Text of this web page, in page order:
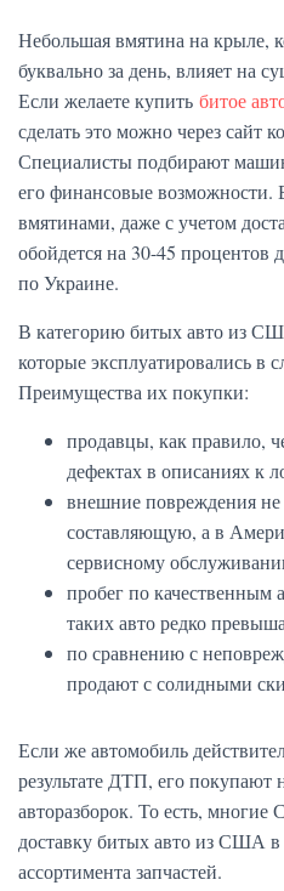
Небольшая вмятина на крыле,
буквально за день, влияет на
Если желаете купить битое
сделать это можно через сайт
Специалисты подбирают
его финансовые возможности.
вмятинами, даже с учетом
обойдется на 30-45 процентов
по Украине.
В категорию битых авто из
которые эксплуатировались в
Преимущества их покупки:
продавцы, как правило,
дефектах в описаниях к
внешние повреждения
составляющую, а в
сервисному
пробег по качественным
таких авто редко
по сравнению с
продают с солидными
Если же автомобиль
результате ДТП, его покупают
авторазборок. То есть,
доставку битых авто из США
ассортимента запчастей.